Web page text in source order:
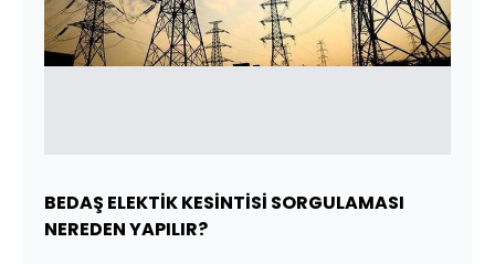
BEDAŞ ELEKTİK KESİNTİSİ SORGULAMASI
NEREDEN YAPILIR?